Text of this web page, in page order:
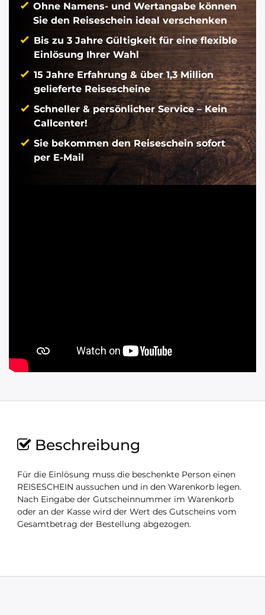
Ohne Namens- und Wertangabe können
Sie den Reiseschein ideal verschenken
Bis zu 3 Jahre Gültigkeit für eine flexible
Einlösung Ihrer Wahl
15 Jahre Erfahrung & über 1,3 Million
gelieferte Reisescheine
Schneller & persönlicher Service – Kein
Callcenter!
Sie bekommen den Reiseschein sofort
per E-Mail
Beschreibung
Für die Einlösung muss die beschenkte Person einen
REISESCHEIN aussuchen und in den Warenkorb legen.
Nach Eingabe der Gutscheinnummer im Warenkorb
oder an der Kasse wird der Wert des Gutscheins vom
Gesamtbetrag der Bestellung abgezogen.